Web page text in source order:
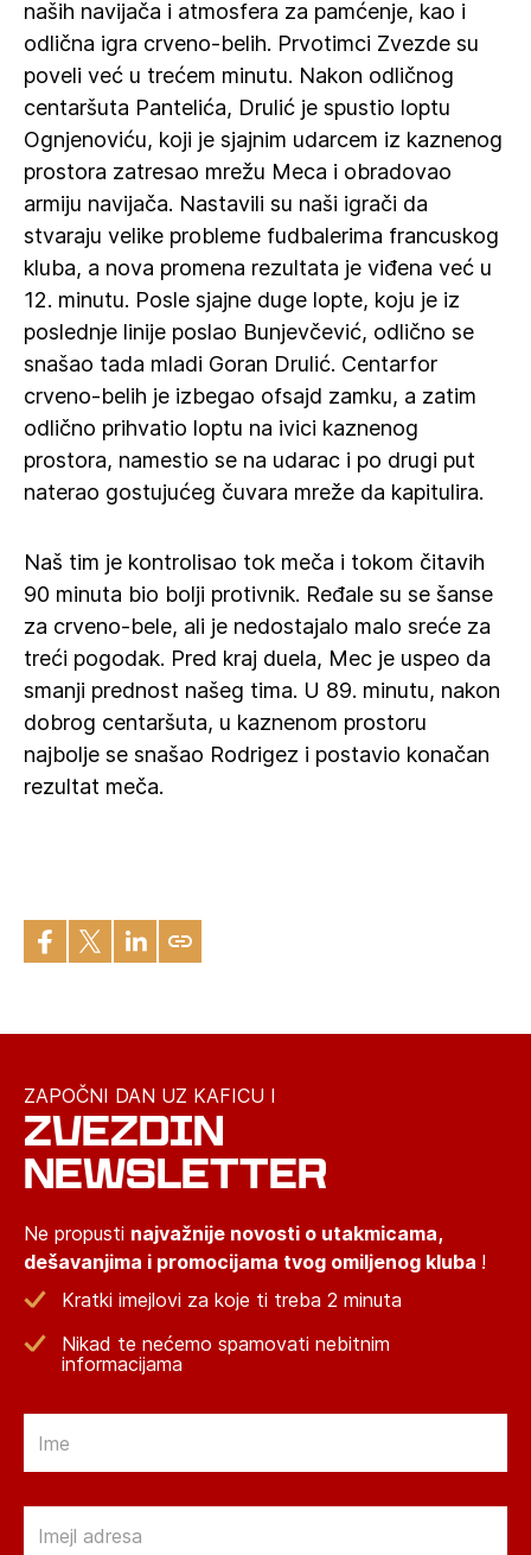
naših navijača i atmosfera za pamćenje, kao i
odlična igra crveno-belih. Prvotimci Zvezde su
poveli već u trećem minutu. Nakon odličnog
centaršuta Pantelića, Drulić je spustio loptu
Ognjenoviću, koji je sjajnim udarcem iz kaznenog
prostora zatresao mrežu Meca i obradovao
armiju navijača. Nastavili su naši igrači da
stvaraju velike probleme fudbalerima francuskog
kluba, a nova promena rezultata je viđena već u
12. minutu. Posle sjajne duge lopte, koju je iz
poslednje linije poslao Bunjevčević, odlično se
snašao tada mladi Goran Drulić. Centarfor
crveno-belih je izbegao ofsajd zamku, a zatim
odlično prihvatio loptu na ivici kaznenog
prostora, namestio se na udarac i po drugi put
naterao gostujućeg čuvara mreže da kapitulira.
Naš tim je kontrolisao tok meča i tokom čitavih
90 minuta bio bolji protivnik. Ređale su se šanse
za crveno-bele, ali je nedostajalo malo sreće za
treći pogodak. Pred kraj duela, Mec je uspeo da
smanji prednost našeg tima. U 89. minutu, nakon
dobrog centaršuta, u kaznenom prostoru
najbolje se snašao Rodrigez i postavio konačan
rezultat meča.
ZAPOČNI DAN UZ KAFICU I
ZVEZDIN
NEWSLETTER
Ne propusti najvažnije novosti o utakmicama,
dešavanjima i promocijama tvog omiljenog kluba !
Kratki imejlovi za koje ti treba 2 minuta
Nikad te nećemo spamovati nebitnim
informacijama